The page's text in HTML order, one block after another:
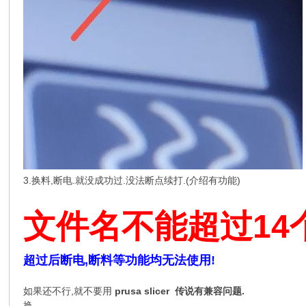
3.换料,断电.就没成功过.没法断点续打.(介绍有功能)
文件名不能超过14
超过后断电,断料等功能均无法使用!
如果还不行,就不要用 prusa slicer 传说有兼容问题.